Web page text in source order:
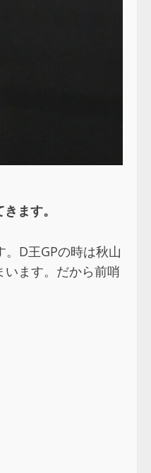
ます。
D王GPの時は秋山
ます。だから前哨